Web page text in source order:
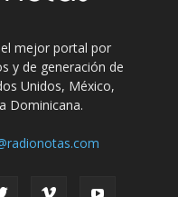
mejor portal por
y de generación de
Unidos, México,
Dominicana.